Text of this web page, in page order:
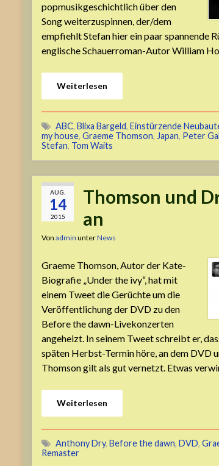
popmusikgeschichtlich über den
Song weiterzuspinnen, der/dem
empfiehlt Stefan hier ein paar spannende
englische Schauerroman-Autor William
Weiterlesen
ABC, Blixa Bargeld, Einstürzende
my house, Graeme Thomson, Japan, Peter
Stefan, Tom Waits
AUG.
14
2015
Thomson und
an
Von admin unterNews
Graeme Thomson, Autor der Kate-
Biografie „Under the ivy“, hat mit
einem Tweet die Gerüchte um die
Veröffentlichung der DVD zu den
Before the dawn-Livekonzerten
angeheizt. In seinem Tweet schreibt er,
späten Herbst-Termin höre, an dem DVD
Thomson gilt als gut vernetzt. Etwas
Weiterlesen
Anthony Dry, Before the dawn, DVD,
Remaster